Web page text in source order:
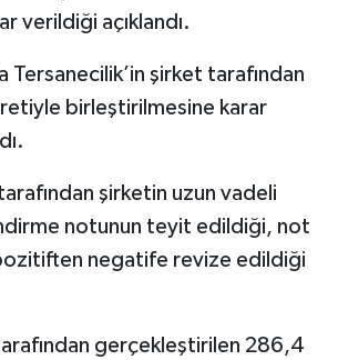
verildiği açıklandı.
Tersanecilik’in şirket tarafından
birleştirilmesine karar
şirketin uzun vadeli
notunun teyit edildiği, not
negatife revize edildiği
gerçekleştirilen 286,4